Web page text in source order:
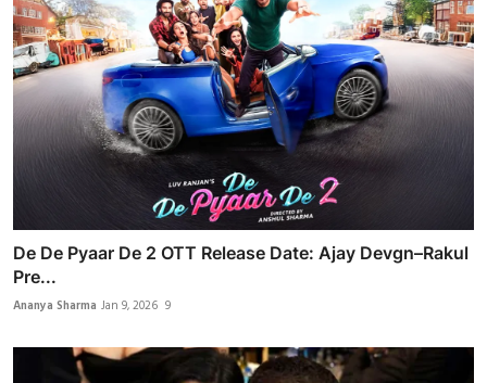
De De Pyaar De 2 OTT Release Date: Ajay Devgn–Rakul
Pre...
Ananya Sharma Jan 9, 2026 9